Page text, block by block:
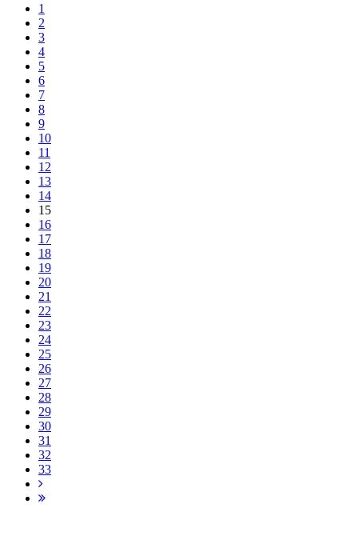
1
2
3
4
5
6
7
8
9
10
11
12
13
14
15
16
17
18
19
20
21
22
23
24
25
26
27
28
29
30
31
32
33